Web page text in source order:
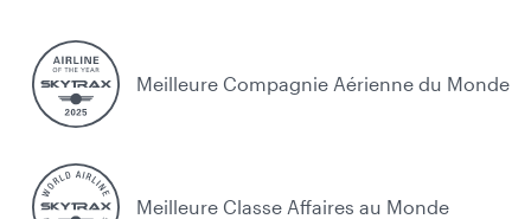
Meilleure Compagnie Aérienne du Monde
Meilleure Classe Affaires au Monde